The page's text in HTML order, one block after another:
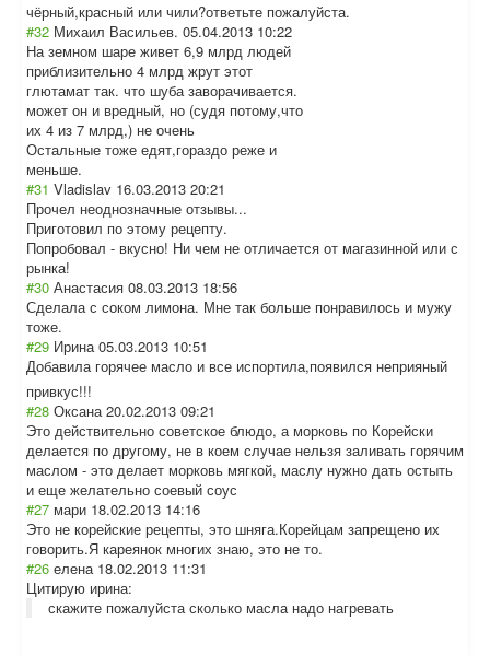
чёрный,красный или чили?ответьте пожалуйста.
#32 Михаил Васильев. 05.04.2013 10:22
На земном шаре живет 6,9 млрд людей
приблизительно 4 млрд жрут этот
глютамат так. что шуба заворачивается.
может он и вредный, но (судя потому,что
их 4 из 7 млрд,) не очень
Остальные тоже едят,гораздо реже и
меньше.
#31 Vladislav 16.03.2013 20:21
Прочел неоднозначные отзывы...
Приготовил по этому рецепту.
Попробовал - вкусно! Ни чем не отличается от магазинной или с
рынка!
#30 Анастасия 08.03.2013 18:56
Сделала с соком лимона. Мне так больше понравилось и мужу
тоже.
#29 Ирина 05.03.2013 10:51
Добавила горячее масло и все испортила,появился неприяный
привкус!!!
#28 Оксана 20.02.2013 09:21
Это действительно советское блюдо, а морковь по Корейски
делается по другому, не в коем случае нельзя заливать горячим
маслом - это делает морковь мягкой, маслу нужно дать остыть
и еще желательно соевый соус
#27 мари 18.02.2013 14:16
Это не корейские рецепты, это шняга.Корейцам запрещено их
говорить.Я кареянок многих знаю, это не то.
#26 елена 18.02.2013 11:31
Цитирую ирина:
скажите пожалуйста сколько масла надо нагревать